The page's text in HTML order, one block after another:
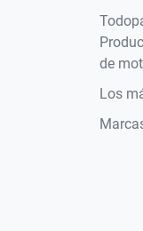
de
Los